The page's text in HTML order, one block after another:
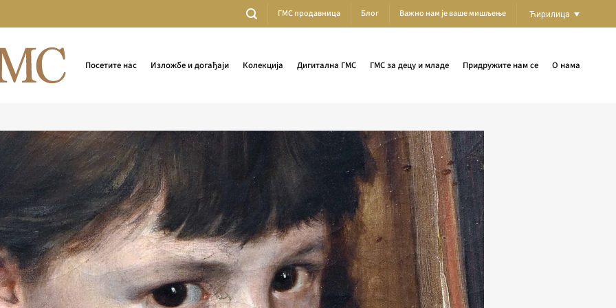
ГМС продавница Блог Важно нам је ваше мишљење Ћирилица
Посетите нас Изложбе и догађаји Колекција Дигитална ГМС ГМС за децу и младе Придружите нам се О нама